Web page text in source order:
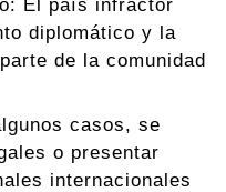
diplomático y la
de la comunidad
casos, se
o presentar
internacionales